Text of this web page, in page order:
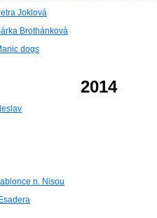
Joklová
Brothánková
dogs
2014
n. Nisou